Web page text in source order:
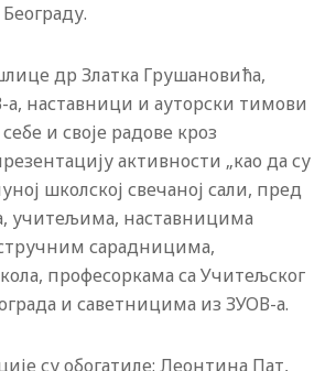
др Златка Грушановића,
наставници и ауторски тимови
и своје радове кроз
активности „као да су
школској свечаној сали, пред
учитељима, наставницима
стручним сарадницима,
професоркама са Учитељског
и саветницима из ЗУОВ-а.
су обогатиле: Леонтина Пат,